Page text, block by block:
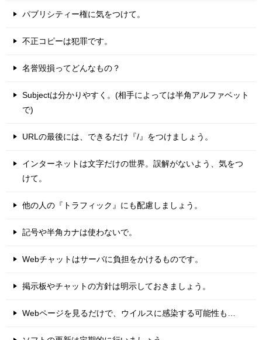
パブリシティー権に気をつけて。
不正コピーは犯罪です。
名誉毀損ってどんなもの？
Subjectは分かりやすく。(相手によっては半角アルファベット
で)
URLの最後には、できるだけ『/』をつけましょう。
インターネットは文字だけの世界。誤解がないよう、気をつ
けて。
他の人の『トラフィック』にも配慮しましょう。
記号や半角カナは使わないで。
Webチャットはサーバに負担をかけるものです。
掲示板やチャットの方針は明示しておきましょう。
Webページを見るだけで、ウイルスに感染する可能性も…